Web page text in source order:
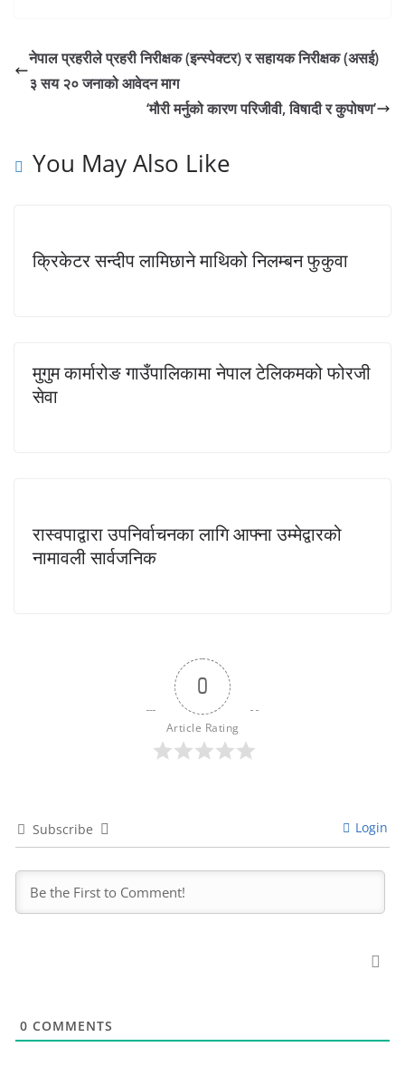
नेपाल प्रहरीले प्रहरी निरीक्षक (इन्स्पेक्टर) र सहायक निरीक्षक (असई)
३ सय २० जनाको आवेदन माग
‘मौरी मर्नुको कारण परिजीवी, विषादी र कुपोषण’
You May Also Like
क्रिकेटर सन्दीप लामिछाने माथिको निलम्बन फुकुवा
मुगुम कार्मारोङ गाउँपालिकामा नेपाल टेलिकमको फोरजी
सेवा
रास्वपाद्वारा उपनिर्वाचनका लागि आफ्ना उम्मेद्वारको
नामावली सार्वजनिक
0
Article Rating
Subscribe Login
0 COMMENTS